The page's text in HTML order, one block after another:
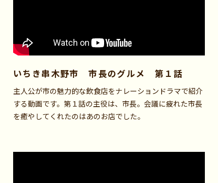
いちき串木野市 市長のグルメ 第１話
主人公が市の魅力的な飲食店をナレーションドラマで紹介
する動画です。第１話の主役は、市長。会議に疲れた市長
を癒やしてくれたのはあのお店でした。